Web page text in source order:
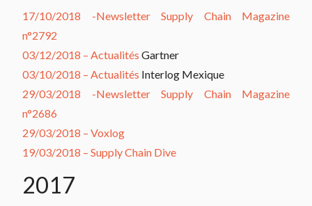
17/10/2018 -Newsletter Supply Chain Magazine
n°2792
03/12/2018 – Actualités Gartner
03/10/2018 – Actualités Interlog Mexique
29/03/2018 -Newsletter Supply Chain Magazine
n°2686
29/03/2018 – Voxlog
19/03/2018 – Supply Chain Dive
2017